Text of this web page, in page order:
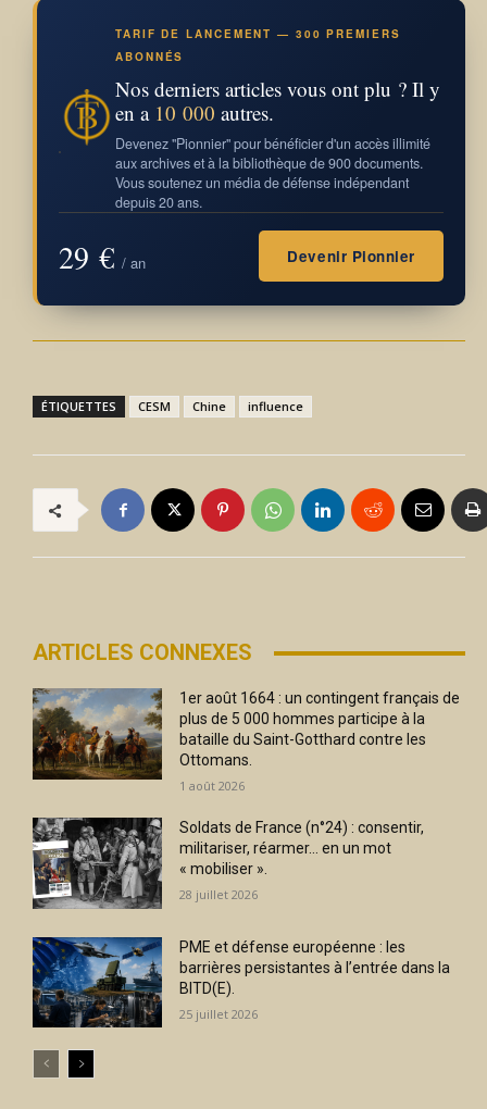
TARIF DE LANCEMENT — 300 PREMIERS
ABONNÉS
Nos derniers articles vous ont plu ? Il y
en a 10 000 autres.
Devenez "Pionnier" pour bénéficier d'un accès illimité
aux archives et à la bibliothèque de 900 documents.
Vous soutenez un média de défense indépendant
depuis 20 ans.
29 € / an Devenir Pionnier
ÉTIQUETTES CESM Chine influence
ARTICLES CONNEXES
1er août 1664 : un contingent français de
plus de 5 000 hommes participe à la
bataille du Saint-Gotthard contre les
Ottomans.
1 août 2026
Soldats de France (n°24) : consentir,
militariser, réarmer… en un mot
« mobiliser ».
28 juillet 2026
PME et défense européenne : les
barrières persistantes à l’entrée dans la
BITD(E).
25 juillet 2026